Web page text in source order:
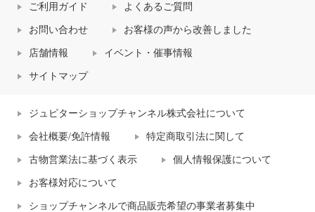
ご利用ガイド よくあるご質問
お問い合わせ お客様の声から改善しました
店舗情報 イベント・催事情報
サイトマップ
ジュピターショップチャンネル株式会社について
会社概要/免許情報 特定商取引法に関して
古物営業法に基づく表示 個人情報保護について
お客様対応について
ショップチャンネルで商品販売希望の事業者募集中